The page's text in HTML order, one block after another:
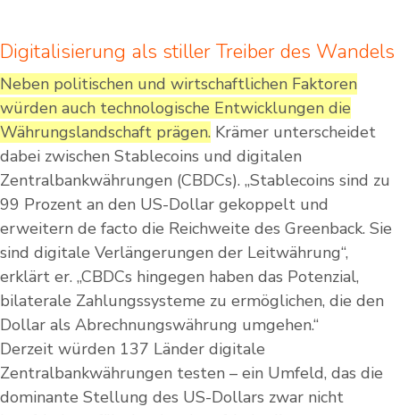
Digitalisierung als stiller Treiber des Wandels
Neben politischen und wirtschaftlichen Faktoren
würden auch technologische Entwicklungen die
Währungslandschaft prägen. Krämer unterscheidet
dabei zwischen Stablecoins und digitalen
Zentralbankwährungen (CBDCs). „Stablecoins sind zu
99 Prozent an den US-Dollar gekoppelt und
erweitern de facto die Reichweite des Greenback. Sie
sind digitale Verlängerungen der Leitwährung“,
erklärt er. „CBDCs hingegen haben das Potenzial,
bilaterale Zahlungssysteme zu ermöglichen, die den
Dollar als Abrechnungswährung umgehen.“
Derzeit würden 137 Länder digitale
Zentralbankwährungen testen – ein Umfeld, das die
dominante Stellung des US-Dollars zwar nicht